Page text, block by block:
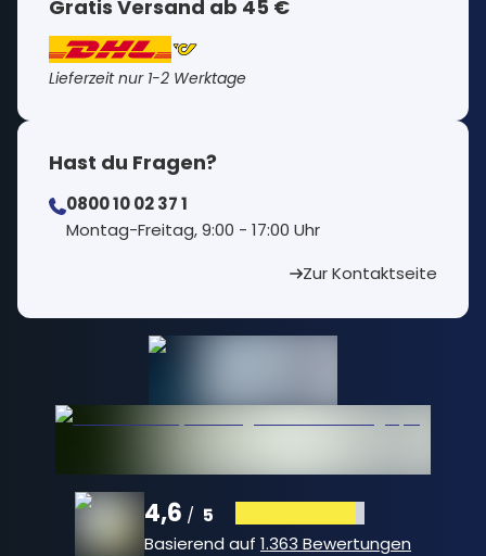
Gratis Versand ab 45 €
Lieferzeit nur 1-2 Werktage
Hast du Fragen?
0800 10 02 37 1
⁠Montag-Freitag, 9:00 - 17:00 Uhr
Zur Kontaktseite
4,6 / 5
Basierend auf 1.363 Bewertungen